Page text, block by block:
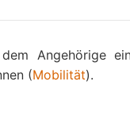
Angehörige
(Mobilität).